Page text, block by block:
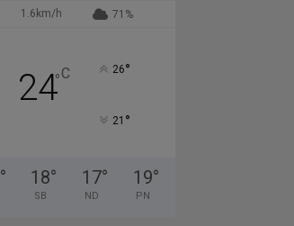
1.6km/h 71%
24°C 26°
21 °
° 18°
SB
17°
ND
19°
PN